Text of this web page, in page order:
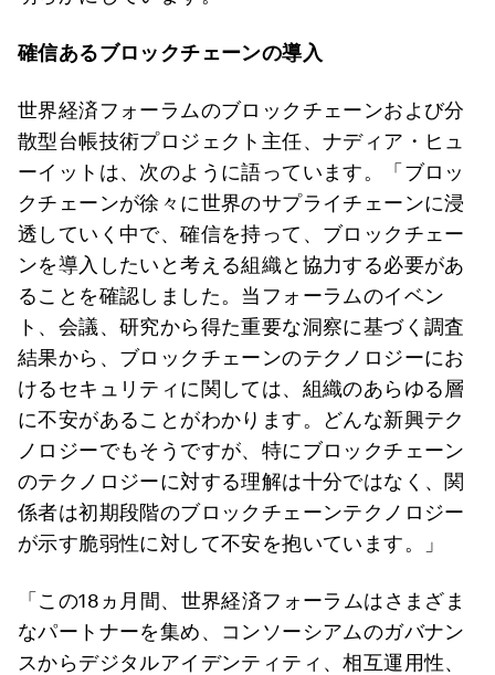
確信あるブロックチェーンの導入
世界経済フォーラムのブロックチェーンおよび分
散型台帳技術プロジェクト主任、ナディア・ヒュ
ーイットは、次のように語っています。「ブロッ
クチェーンが徐々に世界のサプライチェーンに浸
透していく中で、確信を持って、ブロックチェー
ンを導入したいと考える組織と協力する必要があ
ることを確認しました。当フォーラムのイベン
ト、会議、研究から得た重要な洞察に基づく調査
結果から、ブロックチェーンのテクノロジーにお
けるセキュリティに関しては、組織のあらゆる層
に不安があることがわかります。どんな新興テク
ノロジーでもそうですが、特にブロックチェーン
のテクノロジーに対する理解は十分ではなく、関
係者は初期段階のブロックチェーンテクノロジー
が示す脆弱性に対して不安を抱いています。」
「この18ヵ月間、世界経済フォーラムはさまざま
なパートナーを集め、コンソーシアムのガバナン
スからデジタルアイデンティティ、相互運用性、